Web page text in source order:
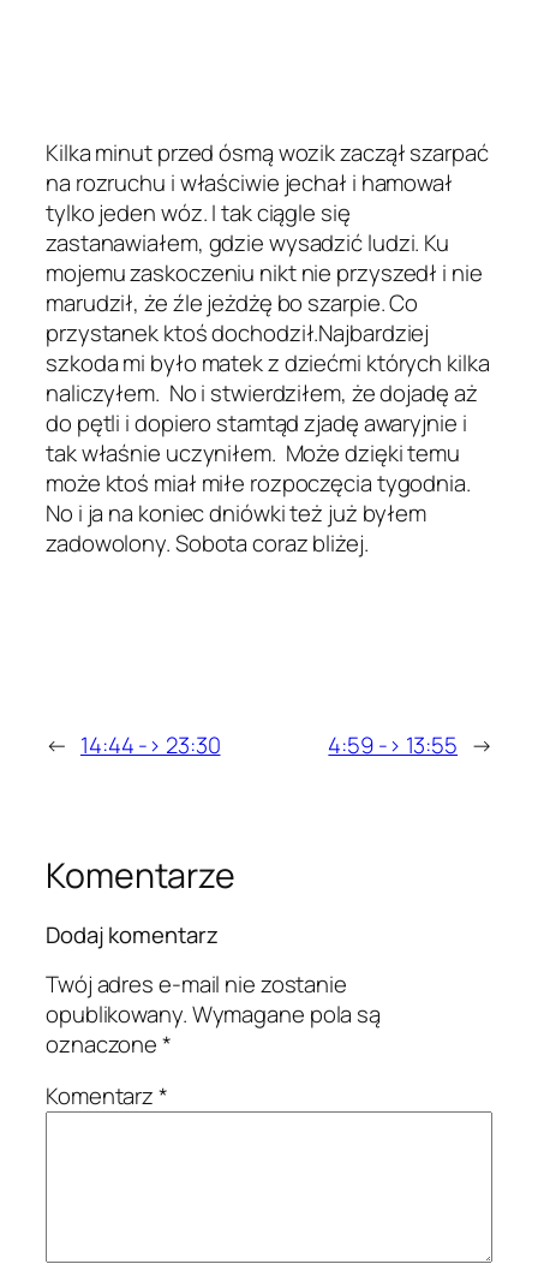
Kilka minut przed ósmą wozik zaczął szarpać
na rozruchu i właściwie jechał i hamował
tylko jeden wóz. I tak ciągle się
zastanawiałem, gdzie wysadzić ludzi. Ku
mojemu zaskoczeniu nikt nie przyszedł i nie
marudził, że źle jeżdżę bo szarpie. Co
przystanek ktoś dochodził.Najbardziej
szkoda mi było matek z dziećmi których kilka
naliczyłem. No i stwierdziłem, że dojadę aż
do pętli i dopiero stamtąd zjadę awaryjnie i
tak właśnie uczyniłem. Może dzięki temu
może ktoś miał miłe rozpoczęcia tygodnia.
No i ja na koniec dniówki też już byłem
zadowolony. Sobota coraz bliżej.
← 14:44 -> 23:30 4:59 -> 13:55 →
Komentarze
Dodaj komentarz
Twój adres e-mail nie zostanie
opublikowany.Wymagane pola są
oznaczone*
Komentarz*